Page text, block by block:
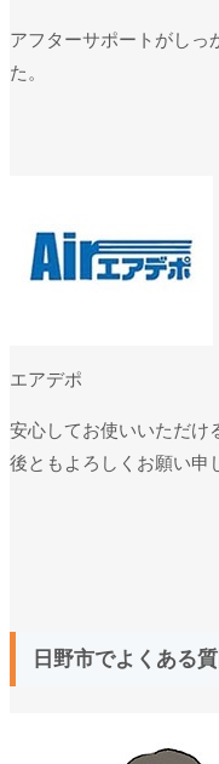
アフターサポートがしっ
た。
エアデポ
安心してお使いいただけ
後ともよろしくお願い申
日野市でよくある